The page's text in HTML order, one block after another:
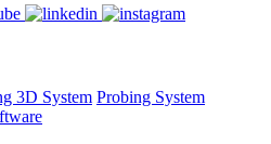
3D System Probing System